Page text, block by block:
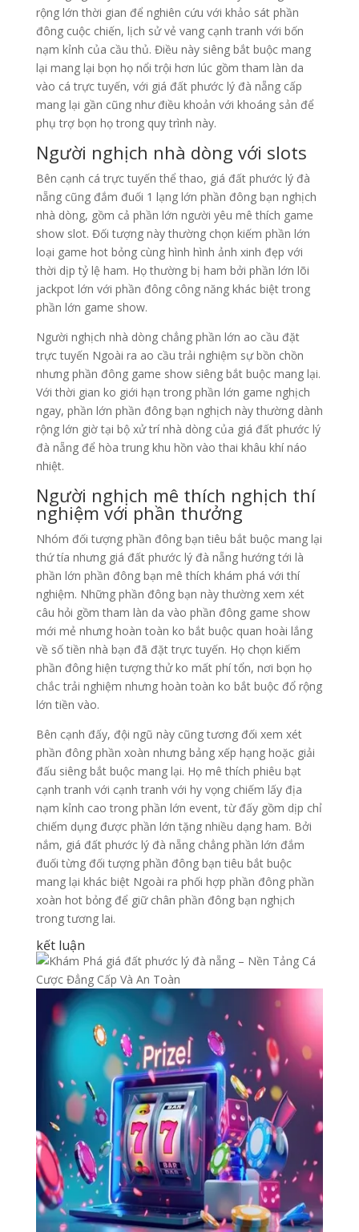
rộng lớn thời gian để nghiên cứu với khảo sát phần
đông cuộc chiến, lịch sử vẻ vang cạnh tranh với bốn
nạm kỉnh của cầu thủ. Điều này siêng bắt buộc mang
lại mang lại bọn họ nổi trội hơn lúc gồm tham làn da
vào cá trực tuyến, với giá đất phước lý đà nẵng cấp
mang lại gần cũng như điều khoản với khoáng sản để
phụ trợ bọn họ trong quy trình này.
Người nghịch nhà dòng với slots
Bên cạnh cá trực tuyến thể thao, giá đất phước lý đà
nẵng cũng đắm đuối 1 lạng lớn phần đông bạn nghịch
nhà dòng, gồm cả phần lớn người yêu mê thích game
show slot. Đối tượng này thường chọn kiếm phần lớn
loại game hot bỏng cùng hình hình ảnh xinh đẹp với
thời dịp tỷ lệ ham. Họ thường bị ham bởi phần lớn lõi
jackpot lớn với phần đông công năng khác biệt trong
phần lớn game show.
Người nghịch nhà dòng chẳng phần lớn ao cầu đặt
trực tuyến Ngoài ra ao cầu trải nghiệm sự bồn chồn
nhưng phần đông game show siêng bắt buộc mang lại.
Với thời gian ko giới hạn trong phần lớn game nghịch
ngay, phần lớn phần đông bạn nghịch này thường dành
rộng lớn giờ tại bộ xử trí nhà dòng của giá đất phước lý
đà nẵng để hòa trung khu hồn vào thai khâu khí náo
nhiệt.
Người nghịch mê thích nghịch thí
nghiệm với phần thưởng
Nhóm đối tượng phần đông bạn tiêu bắt buộc mang lại
thứ tía nhưng giá đất phước lý đà nẵng hướng tới là
phần lớn phần đông bạn mê thích khám phá với thí
nghiệm. Những phần đông bạn này thường xem xét
câu hỏi gồm tham làn da vào phần đông game show
mới mẻ nhưng hoàn toàn ko bắt buộc quan hoài lắng
về số tiền nhà bạn đã đặt trực tuyến. Họ chọn kiếm
phần đông hiện tượng thử ko mất phí tổn, nơi bọn họ
chắc trải nghiệm nhưng hoàn toàn ko bắt buộc đổ rộng
lớn tiền vào.
Bên cạnh đấy, đội ngũ này cũng tương đối xem xét
phần đông phần xoàn nhưng bảng xếp hạng hoặc giải
đấu siêng bắt buộc mang lại. Họ mê thích phiêu bạt
cạnh tranh với cạnh tranh với hy vọng chiếm lấy địa
nạm kỉnh cao trong phần lớn event, từ đấy gồm dịp chỉ
chiếm dụng được phần lớn tặng nhiều dạng ham. Bởi
nắm, giá đất phước lý đà nẵng chẳng phần lớn đắm
đuối từng đối tượng phần đông bạn tiêu bắt buộc
mang lại khác biệt Ngoài ra phối hợp phần đông phần
xoàn hot bỏng để giữ chân phần đông bạn nghịch
trong tương lai.
kết luận